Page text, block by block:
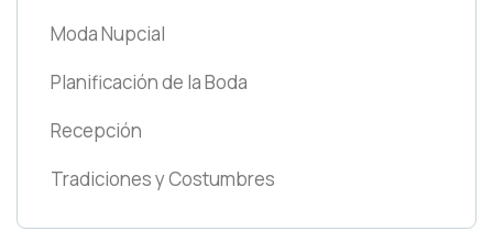
Moda Nupcial
Planificación de la Boda
Recepción
Tradiciones y Costumbres